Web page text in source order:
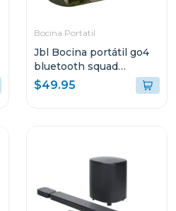
Bocina Portatil
Jbl Bocina portátil go4
bluetooth squad
resistente al agua y
polvo go4
$49.95